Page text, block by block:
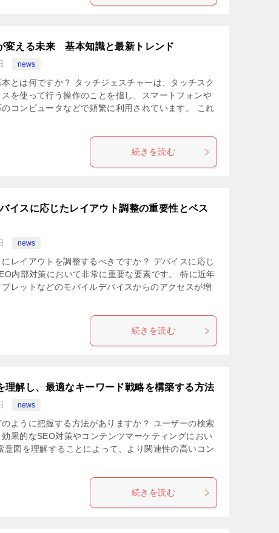
変える未来 基本知識と最新トレンド
news
とは何ですか？ タッチジェスチャーは、タッチスク
を使って行う操作のことを指し、スマートフォンや
コンピュータなどで頻繁に利用されています。 これ
続きを読む
イスに応じたレイアウト調整の重要性とベス
news
レイアウトを調整するべきですか？ デバイスに応じ
内部対策において非常に重要な要素です。 特に近年
レットなどのモバイルデバイスからのアクセスが増
続きを読む
理解し、最適なキーワード戦略を構築する方法
news
ように把握する方法がありますか？ ユーザーの検索
果的なSEO対策やコンテンツマーケティングにおい
意図を理解することによって、より関連性の高いコン
続きを読む